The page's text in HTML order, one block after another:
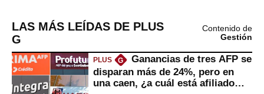
LAS MÁS LEÍDAS DE PLUS
G
Contenido de
Gestión
PLUS G
Ganancias de tres AFP se
disparan más de 24%, pero en
una caen, ¿a cuál está afiliado